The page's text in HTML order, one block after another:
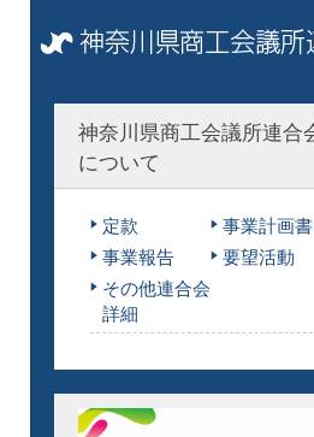
神奈川県商工会議所連合
について
定款
事業計画書
事業報告
要望活動
その他連合会
詳細